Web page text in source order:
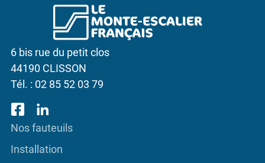
6 bis rue du petit clos
44190 CLISSON
Tél. : 02 85 52 03 79
Nos fauteuils
Installation